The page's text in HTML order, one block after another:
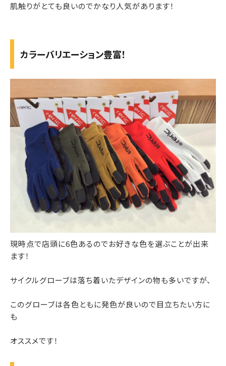
肌触りがとても良いのでかなり人気があります！
カラーバリエーション豊富！
現時点で店頭に6色あるのでお好きな色を選ぶことが出来
ます！
サイクルグローブは落ち着いたデザインの物も多いですが、
このグローブは各色ともに発色が良いので目立ちたい方に
も
オススメです！